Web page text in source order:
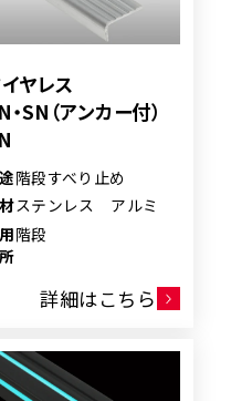
ヤレス
・SN（アンカー付）
階段すべり止め
ステンレス アルミ
階段
詳細はこちら